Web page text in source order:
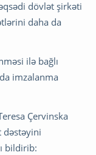
dövlət şirkəti
daha da
ilə bağlı
imzalanma
Çervinska
dəstəyini
bildirib: